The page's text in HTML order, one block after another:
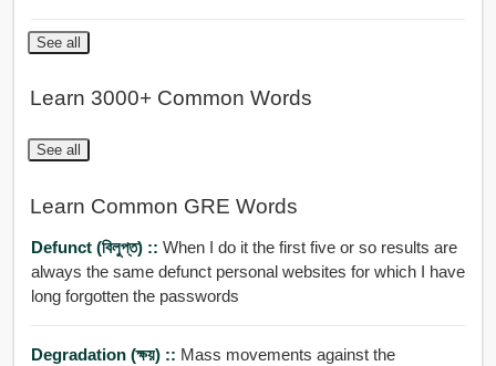
See all
Learn 3000+ Common Words
See all
Learn Common GRE Words
Defunct (বিলুপ্ত) :: When I do it the first five or so results are
always the same defunct personal websites for which I have
long forgotten the passwords
Degradation (ক্ষয়) :: Mass movements against the